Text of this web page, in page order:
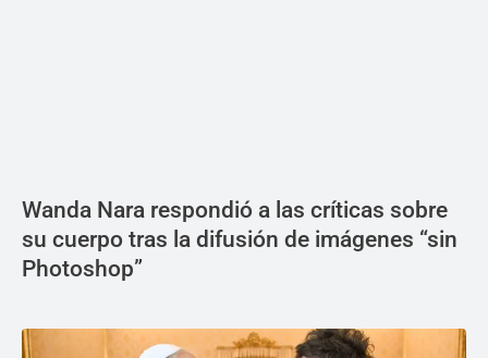
Wanda Nara respondió a las críticas sobre
su cuerpo tras la difusión de imágenes “sin
Photoshop”